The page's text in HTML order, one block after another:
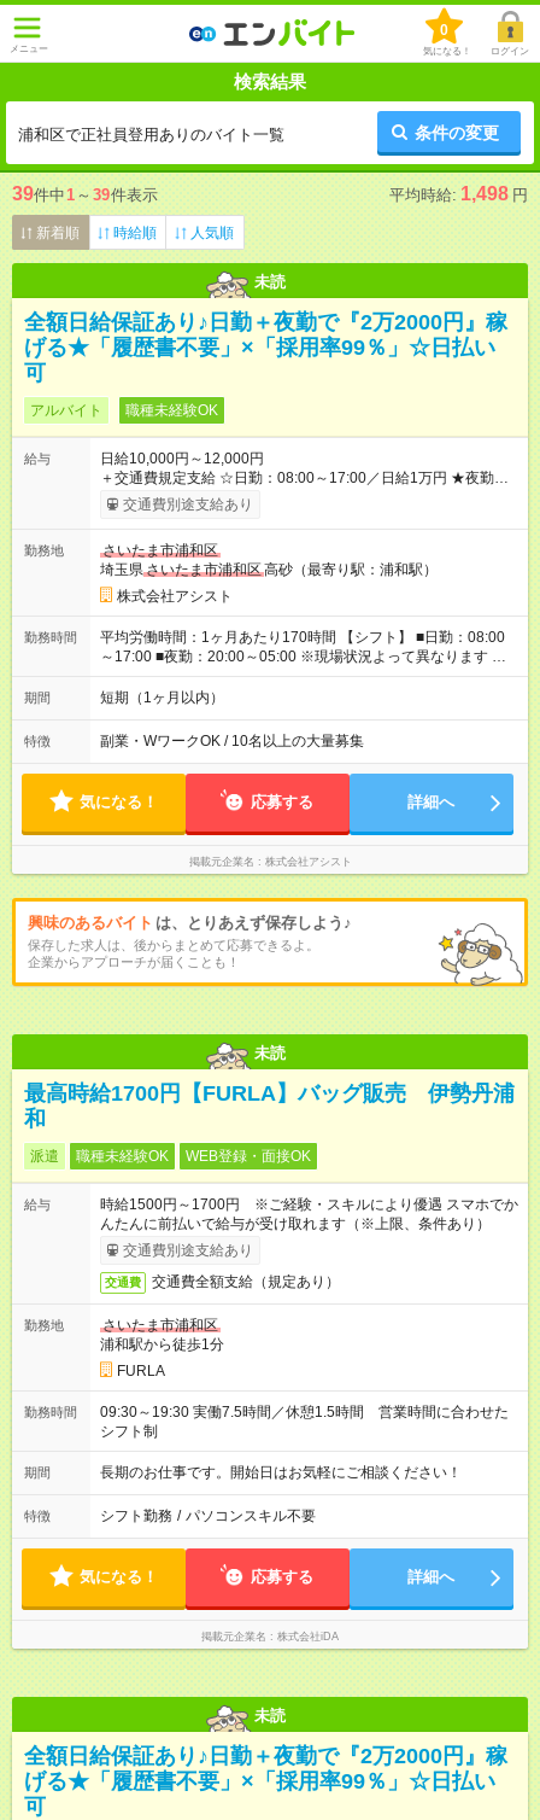
メニュー
0
気になる！ ログイン
検索結果
浦和区で正社員登用ありのバイト一覧 条件の変更
39件中1 ～ 39件表示 平均時給: 1,498 円
新着順 時給順 人気順
未読
全額日給保証あり♪日勤＋夜勤で『2万2000円』稼
げる★「履歴書不要」×「採用率99％」☆日払い
可
アルバイト 職種未経験OK
給与
日給10,000円～12,000円
＋交通費規定支給 ☆日勤：08:00～17:00／日給1万円 ★夜勤：
20:00～05:00／日給1万2000円 -:+:-:+:-:+:-:+:-:+:- 日勤＋夜勤で 1
日『2万2000円』も稼げる！ -:+:-:+:-:+:-:+:-:+:- ■選べる支払い方
べる！ 日払いは、当日に『現金全額』手渡しです♪ ■残業手当
別途支給 ■日給全額保障あり ┗予定時間より早く終わっても日給
は満額支給！ ■資格手当あり ┗施設警備2級など 【試用期間】
試用期間なし
交通費別途支給あり
勤務地
さいたま市浦和区
埼玉県さいたま市浦和区高砂（最寄り駅：浦和駅）
株式会社アシスト
勤務時間
平均労働時間：1ヶ月あたり170時間 【シフト】 ■日勤：08:00
～17:00 ■夜勤：20:00～05:00 ※現場状況よって異なります ※早
く終われば1現場4～8時間勤務もあり ☆週3～勤務OK！ ☆現場
が早く終わっても日給全額保証！ ☆ご希望の方は「日勤＋夜
日勤：08:00～17:00 ■夜勤：20:00～05:00 ※現場状況よって異
なります ※早く終われば1現場4～8時間勤務もあり ☆週3～勤務
OK！ ☆現場が早く終わっても日給全額保証！ ☆ご希望の方は
「日勤＋夜勤」も可能！
期間 短期（1ヶ月以内）
特徴 副業・WワークOK / 10名以上の大量募集
気になる！ 応募する 詳細へ
掲載元企業名 株式会社アシスト
興味のあるバイト は、とりあえず保存しよう♪
保存した求人は、後からまとめて応募できるよ。
企業からアプローチが届くことも！
未読
最高時給1700円【FURLA】バッグ販売 伊勢丹浦
和
派遣 職種未経験OK WEB登録・面接OK
給与
時給1500円～1700円 ※ご経験・スキルにより優遇 スマホでか
んたんに前払いで給与が受け取れます（※上限、条件あり）
交通費別途支給あり
交通費 交通費全額支給（規定あり）
勤務地
さいたま市浦和区
浦和駅から徒歩1分
FURLA
勤務時間
09:30～19:30 実働7.5時間／休憩1.5時間 営業時間に合わせた
シフト制
期間 長期のお仕事です。開始日はお気軽にご相談ください！
特徴 シフト勤務 / パソコンスキル不要
気になる！ 応募する 詳細へ
掲載元企業名 株式会社iDA
未読
全額日給保証あり♪日勤＋夜勤で『2万2000円』稼
げる★「履歴書不要」×「採用率99％」☆日払い
可